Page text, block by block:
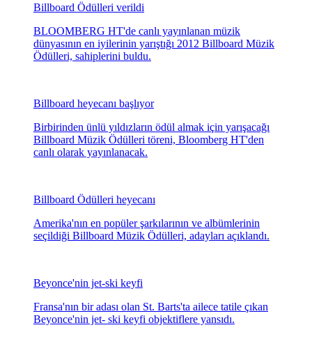
ünlü yıldızlar, törene güzellikleri ve şıklıklarıyla damga
Lezzetli açılış...